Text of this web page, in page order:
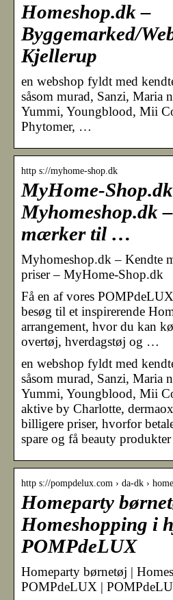
Homeshop.dk –
Byggemarked/
Kjellerup
en webshop fyldt med
såsom murad, Sanzi, Maria
Yummi, Youngblood, Mii
Phytomer, …
http s://myhome-shop.dk
MyHome-
Myhomeshop.dk
mærker til …
Myhomeshop.dk – Kendte
priser – MyHome-Shop.dk
Få en af vores
besøg til et inspirerende
arrangement, hvor du kan
overtøj, hverdagstøj og …
en webshop fyldt med
såsom murad, Sanzi, Maria
Yummi, Youngblood, Mii
aktive by Charlotte,
billigere priser, hvorfor
spare og få beauty
http s://pompdelux.com › da-dk ›
Homeparty
Homeshopping i
POMPdeLUX
Homeparty børnetøj |
POMPdeLUX |